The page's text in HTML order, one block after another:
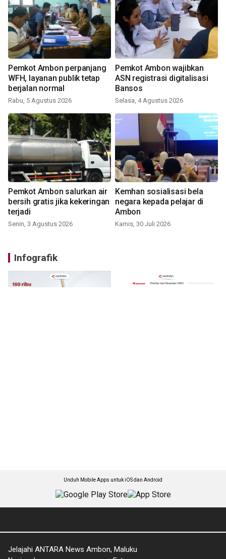
Pemkot Ambon perpanjang
WFH, layanan publik tetap
berjalan normal
Rabu, 5 Agustus 2026
Pemkot Ambon wajibkan
ASN registrasi digitalisasi
Bansos
Selasa, 4 Agustus 2026
Pemkot Ambon salurkan air
bersih gratis jika kekeringan
terjadi
Senin, 3 Agustus 2026
Kemhan sosialisasi bela
negara kepada pelajar di
Ambon
Kamis, 30 Juli 2026
Infografik
Unduh Mobile Apps untuk iOS dan Android
Jelajahi ANTARA News Ambon, Maluku